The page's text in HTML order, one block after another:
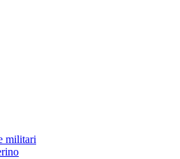
militari